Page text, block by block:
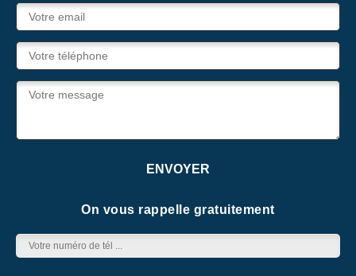
On vous rappelle gratuitement